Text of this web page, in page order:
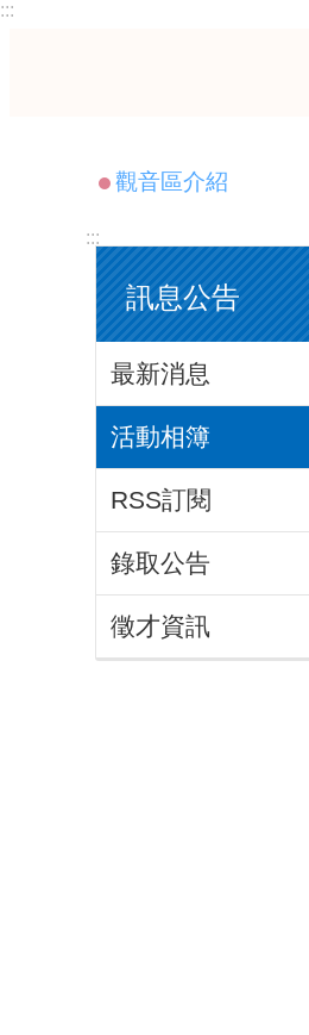
跳到主要內容區塊
:::
觀音區介紹
:::
訊息公告
最新消息
活動相簿
RSS訂閱
錄取公告
徵才資訊